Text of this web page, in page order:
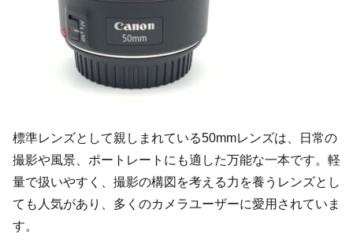
標準レンズとして親しまれている50mmレンズは、日常の
撮影や風景、ポートレートにも適した万能な一本です。軽
量で扱いやすく、撮影の構図を考える力を養うレンズとし
ても人気があり、多くのカメラユーザーに愛用されていま
す。